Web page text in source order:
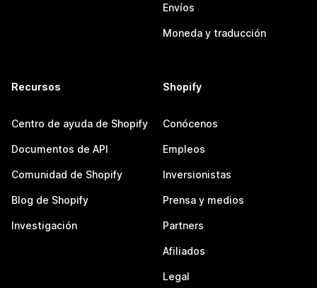
Envíos
Moneda y traducción
Recursos
Centro de ayuda de Shopify
Documentos de API
Comunidad de Shopify
Blog de Shopify
Investigación
Shopify
Conócenos
Empleos
Inversionistas
Prensa y medios
Partners
Afiliados
Legal